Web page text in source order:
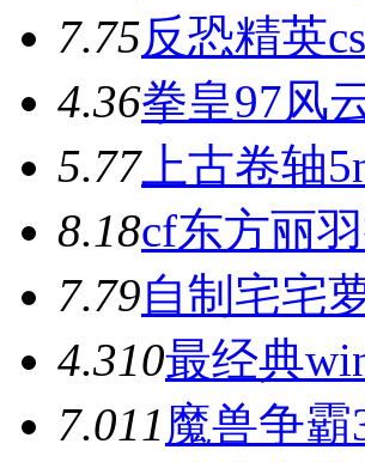
7.75反恐精英
4.36拳皇97风
5.77上古卷轴
8.18cf东方丽
7.79自制宅宅
4.310最经典
7.011 魔兽争